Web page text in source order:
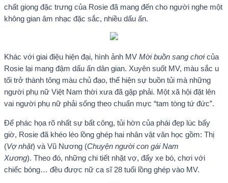
chất giọng đặc trưng của Rosie đã mang đến cho người nghe một
không gian âm nhạc đặc sắc, nhiều dấu ấn.
Khác với giai điệu hiện đại, hình ảnh MV Mời buồn sang chơicủa
Rosie lại mang đậm dấu ấn dân gian. Xuyên suốt MV, màu sắc u
tối trở thành tông màu chủ đạo, thể hiện sự buồn tủi mà những
người phụ nữ Việt Nam thời xưa đã gặp phải. Một xã hội đặt lên
vai người phụ nữ phải sống theo chuẩn mực “tam tòng tứ đức”.
Để phác họa rõ nhất sự bất công, tủi hờn của phái đẹp lúc bấy
giờ, Rosie đã khéo léo lồng ghép hai nhân vật văn học gồm: Thị
(Vợ nhặt) và Vũ Nương (Chuyện người con gái Nam
Xương). Theo đó, những chi tiết nhặt vợ, đẩy xe bò, chơi với
chiếc bóng… đều được nữ ca sĩ 28 tuổi lồng ghép vào MV.